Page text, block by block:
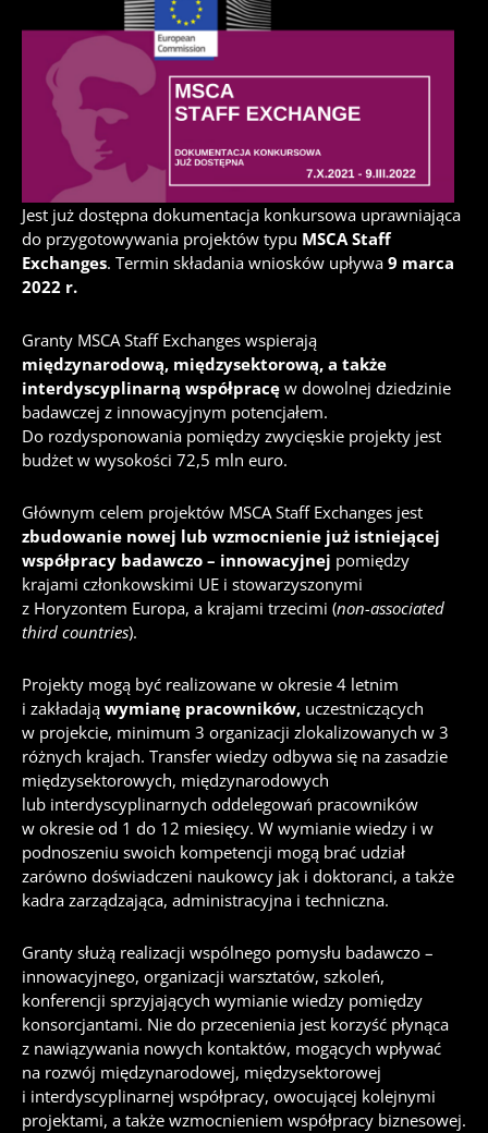
Jest już dostępna dokumentacja konkursowa uprawniająca
do przygotowywania projektów typu MSCA Staff
Exchanges. Termin składania wniosków upływa 9 marca
2022 r.
Granty MSCA Staff Exchanges wspierają
międzynarodową, międzysektorową, a także
interdyscyplinarną współpracę w dowolnej dziedzinie
badawczej z innowacyjnym potencjałem.
Do rozdysponowania pomiędzy zwycięskie projekty jest
budżet w wysokości 72,5 mln euro.
Głównym celem projektów MSCA Staff Exchanges jest
zbudowanie nowej lub wzmocnienie już istniejącej
współpracy badawczo – innowacyjnej pomiędzy
krajami członkowskimi UE i stowarzyszonymi
z Horyzontem Europa, a krajami trzecimi (non-associated
third countries).
Projekty mogą być realizowane w okresie 4 letnim
i zakładają wymianę pracowników, uczestniczących
w projekcie, minimum 3 organizacji zlokalizowanych w 3
różnych krajach. Transfer wiedzy odbywa się na zasadzie
międzysektorowych, międzynarodowych
lub interdyscyplinarnych oddelegowań pracowników
w okresie od 1 do 12 miesięcy. W wymianie wiedzy i w
podnoszeniu swoich kompetencji mogą brać udział
zarówno doświadczeni naukowcy jak i doktoranci, a także
kadra zarządzająca, administracyjna i techniczna.
Granty służą realizacji wspólnego pomysłu badawczo –
innowacyjnego, organizacji warsztatów, szkoleń,
konferencji sprzyjających wymianie wiedzy pomiędzy
konsorcjantami. Nie do przecenienia jest korzyść płynąca
z nawiązywania nowych kontaktów, mogących wpływać
na rozwój międzynarodowej, międzysektorowej
i interdyscyplinarnej współpracy, owocującej kolejnymi
projektami, a także wzmocnieniem współpracy biznesowej.